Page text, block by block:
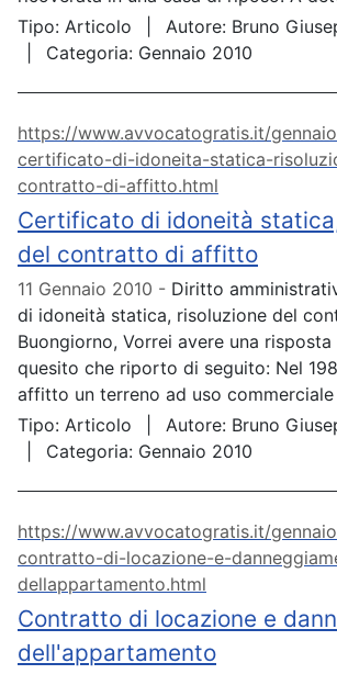
Tipo: Articolo Autore: Bruno
Categoria: Gennaio 2010
Certificato di idoneità
del contratto di affitto
https://www.avvocatogratis.it/
certificato-di-idoneita-statica-
contratto-di-affitto.html
11 Gennaio 2010
Diritto
di idoneità statica, risoluzione del
Buongiorno, Vorrei avere una
quesito che riporto di seguito: Nel
affitto un terreno ad uso commerciale
Tipo: Articolo Autore: Bruno
Categoria: Gennaio 2010
Contratto di locazione e
dell'appartamento
https://www.avvocatogratis.it/
contratto-di-locazione-e-
dellappartamento.html